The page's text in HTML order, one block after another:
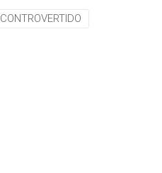
CONTROVERTIDO